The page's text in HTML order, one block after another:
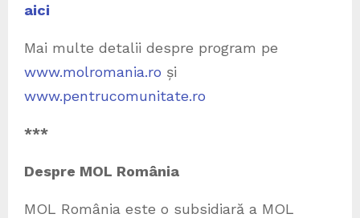
aici
Mai multe detalii despre program pe
www.molromania.ro și
www.pentrucomunitate.ro
***
Despre MOL România
MOL România este o subsidiară a MOL